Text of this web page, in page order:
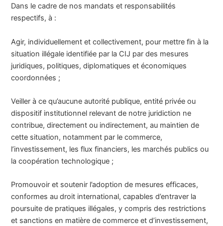
Dans le cadre de nos mandats et responsabilités
respectifs, à :
Agir, individuellement et collectivement, pour mettre fin à la
situation illégale identifiée par la CIJ par des mesures
juridiques, politiques, diplomatiques et économiques
coordonnées ;
Veiller à ce qu’aucune autorité publique, entité privée ou
dispositif institutionnel relevant de notre juridiction ne
contribue, directement ou indirectement, au maintien de
cette situation, notamment par le commerce,
l’investissement, les flux financiers, les marchés publics ou
la coopération technologique ;
Promouvoir et soutenir l’adoption de mesures efficaces,
conformes au droit international, capables d’entraver la
poursuite de pratiques illégales, y compris des restrictions
et sanctions en matière de commerce et d’investissement,